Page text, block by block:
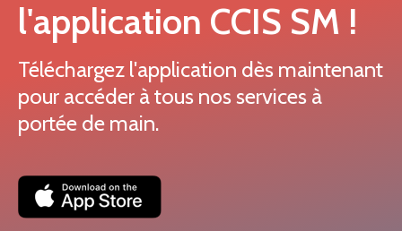
l'application CCIS SM !
Téléchargez l'application dès maintenant
pour accéder à tous nos services à
portée de main.